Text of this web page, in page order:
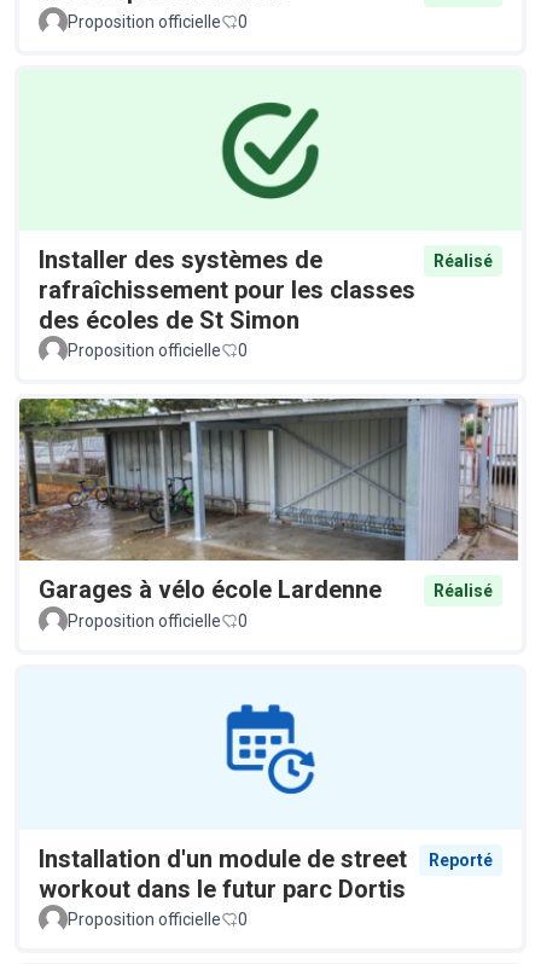
Proposition officielle
0
Installer des systèmes de
rafraîchissement pour les classes
des écoles de St Simon
Réalisé
Proposition officielle 0
Garages à vélo école Lardenne
Réalisé
Proposition officielle
0
Installation d'un module de street
workout dans le futur parc Dortis
Reporté
Proposition officielle 0